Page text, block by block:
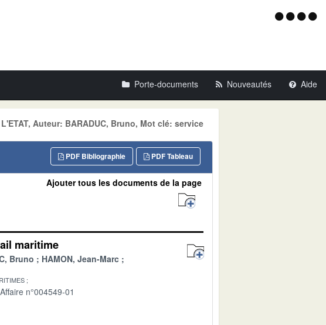
Menu
Porte-documents Nouveautés Aide
Auteur: BARADUC, Bruno, Mot clé: service
PDF Tableau
PDF Bibliographie
Ajouter tous les documents de la page
maritime
Bruno HAMON, Jean-Marc
Affaire n°004549-01